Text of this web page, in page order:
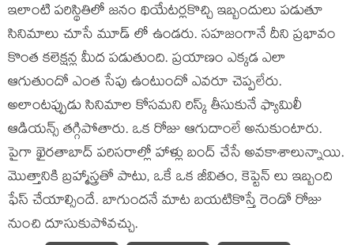
ఇలాంటి పరిస్థితిలో జనం థియేటర్లకొచ్చి ఇబ్బందులు పడుతూ
సినిమాలు చూసే మూడ్ లో ఉండరు. సహజంగానే దీని ప్రభావం
కొంత కలెక్షన్ల మీద పడుతుంది. ప్రయాణం ఎక్కడ ఎలా
ఆగుతుందో ఎంత సేపు ఉంటుందో ఎవరూ చెప్పలేరు.
అలాంటప్పుడు సినిమాల కోసమని రిస్క్ తీసుకునే ఫ్యామిలీ
ఆడియన్స్ తగ్గిపోతారు. ఒక రోజు ఆగుదాంలే అనుకుంటారు.
పైగా ఖైరతాబాద్ పరిసరాల్లో హాళ్లు బంద్ చేసే అవకాశాలున్నాయి.
మొత్తానికి బ్రహ్మాస్త్రతో పాటు, ఒకే ఒక జీవితం, కెప్టెన్ లు ఇబ్బంది
ఫేస్ చేయాల్సిందే. బాగుందనే మాట బయటికొస్తే రెండో రోజు
నుంచి దూసుకుపోవచ్చు.